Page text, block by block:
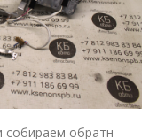
собираем обратн